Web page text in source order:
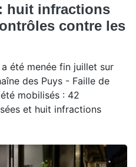
huit infractions
contre les
été menée fin juillet sur
des Puys - Faille de
mobilisés : 42
et huit infractions